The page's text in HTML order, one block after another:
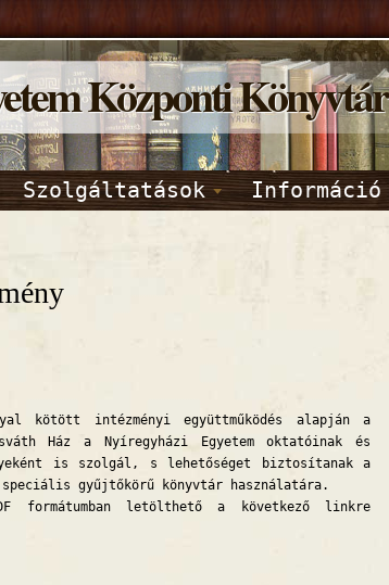
Központi Könyvtár
Szolgáltatások Információ
kötött intézményi együttműködés alapján a
Ház a Nyíregyházi Egyetem oktatóinak és
is szolgál, s lehetőséget biztosítanak a
gyűjtőkörű könyvtár használatára.
formátumban letölthető a következő linkre